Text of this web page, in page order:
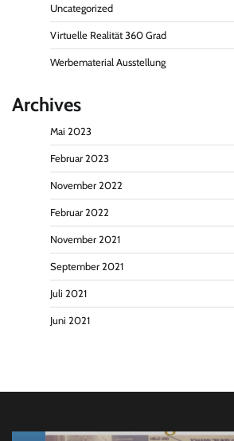
Uncategorized
Virtuelle Realität 360 Grad
Werbematerial Ausstellung
Archives
Mai 2023
Februar 2023
November 2022
Februar 2022
November 2021
September 2021
Juli 2021
Juni 2021